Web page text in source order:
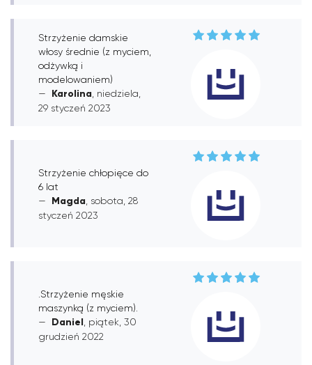
Strzyżenie damskie
włosy średnie (z myciem,
odżywką i
modelowaniem)
Karolina , niedziela,
29 styczeń 2023
Strzyżenie chłopięce do
6 lat
Magda , sobota, 28
styczeń 2023
.Strzyżenie męskie
maszynką (z myciem).
Daniel , piątek, 30
grudzień 2022